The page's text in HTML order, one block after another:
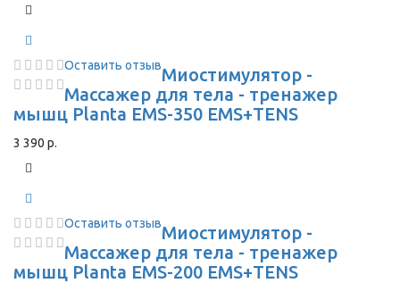
Оставить отзывМиостимулятор -
Массажер для тела - тренажер
мышц Planta EMS-350 EMS+TENS
3 390 р.
Оставить отзывМиостимулятор -
Массажер для тела - тренажер
мышц Planta EMS-200 EMS+TENS